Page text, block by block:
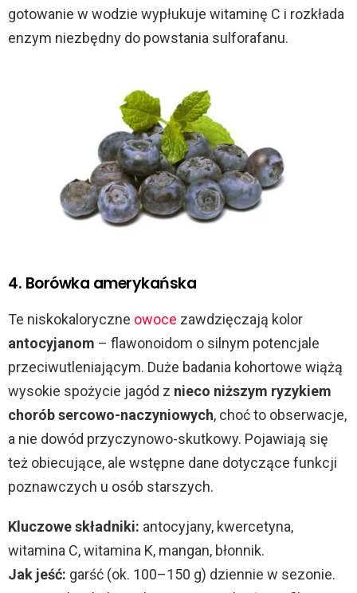
gotowanie w wodzie wypłukuje witaminę C i rozkłada
enzym niezbędny do powstania sulforafanu.
4. Borówka amerykańska
Te niskokaloryczne owoce zawdzięczają kolor
antocyjanom – flawonoidom o silnym potencjale
przeciwutleniającym. Duże badania kohortowe wiążą
wysokie spożycie jagód z nieco niższym ryzykiem
chorób sercowo-naczyniowych, choć to obserwacje,
a nie dowód przyczynowo-skutkowy. Pojawiają się
też obiecujące, ale wstępne dane dotyczące funkcji
poznawczych u osób starszych.
Kluczowe składniki: antocyjany, kwercetyna,
witamina C, witamina K, mangan, błonnik.
Jak jeść: garść (ok. 100–150 g) dziennie w sezonie.